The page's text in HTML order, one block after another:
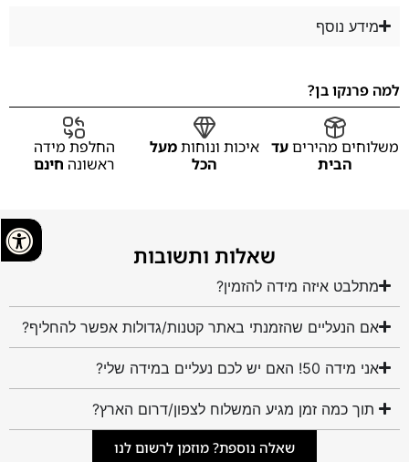
מידע נוסף
למה פרנקו בן?
משלוחים מהיריםעד
הבית
איכות ונוחותמעל
הכל
החלפת מידה
ראשונה חינם
שאלות ותשובות
מתלבט איזה מידה להזמין?
אם הנעליים שהזמנתי באתר קטנות/גדולות אפשר להחליף?
אני מידה 50! האם יש לכם נעליים במידה שלי?
תוך כמה זמן מגיע המשלוח לצפון/דרום הארץ?
שאלה נוספת? מוזמן לרשום לנו